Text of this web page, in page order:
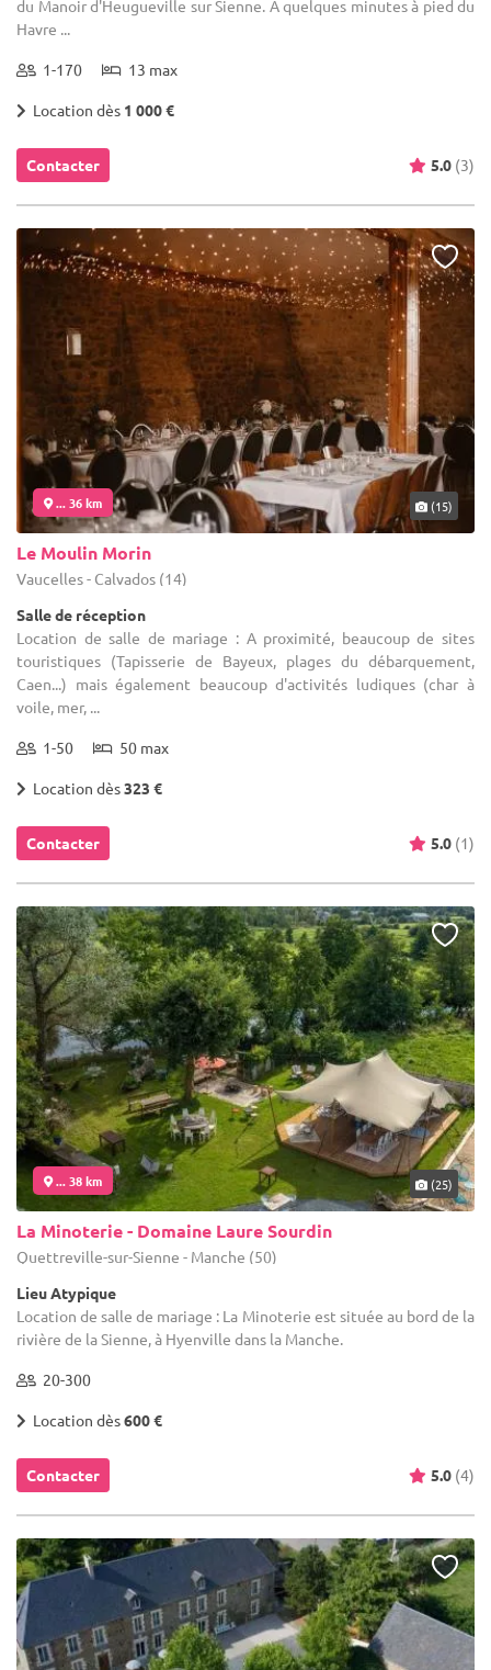
du Manoir d'Heugueville sur Sienne. À quelques minutes à pied du
Havre ...
1-170 13 max
Location dès 1 000 €
Contacter 5.0 (3)
... 36 km (15)
Le Moulin Morin
Vaucelles - Calvados (14)
Salle de réception
Location de salle de mariage : A proximité, beaucoup de sites
touristiques (Tapisserie de Bayeux, plages du débarquement,
Caen...) mais également beaucoup d'activités ludiques (char à
voile, mer, ...
1-50 50 max
Location dès323 €
Contacter 5.0 (1)
... 38 km (25)
La Minoterie - Domaine Laure Sourdin
Quettreville-sur-Sienne - Manche (50)
Lieu Atypique
Location de salle de mariage : La Minoterie est située au bord de la
rivière de la Sienne, à Hyenville dans la Manche.
20-300
Location dès600 €
Contacter 5.0 (4)